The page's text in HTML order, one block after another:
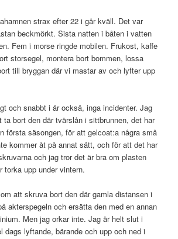
strax efter 22 i går kväll. Det var
beckmörkt. Sista natten i båten i vatten
Fem i morse ringde mobilen. Frukost, kaffe
storsegel, montera bort bommen, lossa
till bryggan där vi mastar av och lyfter upp
och snabbt i år också, inga incidenter. Jag
ta bort den där tvärslån i sittbrunnen, det har
första säsongen, för att gelcoat:a några små
kommer åt på annat sätt, och för att det har
och jag tror det är bra om plasten
torka upp under vintern.
att skruva bort den där gamla distansen i
akterspegeln och ersätta den med en annan
Men jag orkar inte. Jag är helt slut i
dags lyftande, bärande och upp och ned i